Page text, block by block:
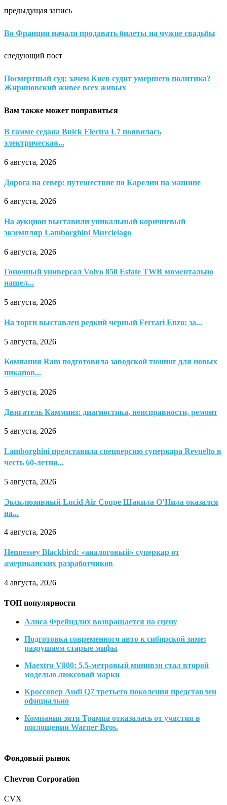
предыдущая запись
Во Франции начали продавать билеты на чужие свадьбы
следующий пост
Посмертный суд: зачем Киев судит умершего политика?
Жириновский живее всех живых
Вам также может понравиться
В гамме седана Buick Electra L7 появилась
электрическая...
6 августа, 2026
Дорога на север: путешествие по Карелии на машине
6 августа, 2026
На аукцион выставили уникальный коричневый
экземпляр Lamborghini Murcielago
6 августа, 2026
Гоночный универсал Volvo 850 Estate TWR моментально
нашел...
5 августа, 2026
На торги выставлен редкий черный Ferrari Enzo: за...
5 августа, 2026
Компания Ram подготовила заводской тюнинг для новых
пикапов...
5 августа, 2026
Двигатель Камминз: диагностика, неисправности, ремонт
5 августа, 2026
Lamborghini представила спецверсию суперкара Revuelto в
честь 60-летия...
5 августа, 2026
Эксклюзивный Lucid Air Coupe Шакила О’Нила оказался
на...
4 августа, 2026
Hennessey Blackbird: «аналоговый» суперкар от
американских разработчиков
4 августа, 2026
ТОП популярности
Алиса Фрейндлих возвращается на сцену
Подготовка современного авто к сибирской зиме:
разрушаем старые мифы
Maextro V800: 5,5-метровый минивэн стал второй
моделью люксовой марки
Кроссовер Audi Q7 третьего поколения представлен
официально
Компания зятя Трампа отказалась от участия в
поглощении Warner Bros.
Фондовый рынок
Chevron Corporation
CVX